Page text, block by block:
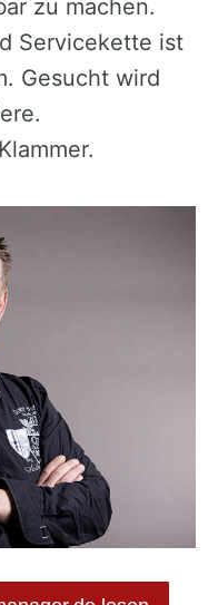
zu machen.
Servicekette ist
Gesucht wird